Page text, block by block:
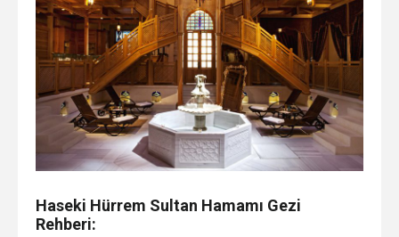
Haseki Hürrem Sultan Hamamı Gezi
Rehberi: